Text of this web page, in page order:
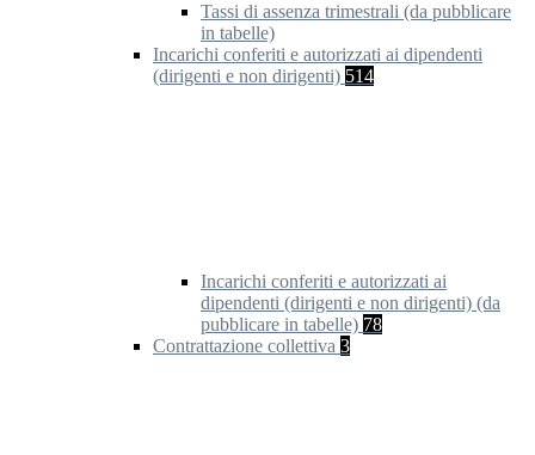
Tassi di assenza trimestrali (da pubblicare
in tabelle)
Incarichi conferiti e autorizzati ai dipendenti
(dirigenti e non dirigenti) 514
Incarichi conferiti e autorizzati ai
dipendenti (dirigenti e non dirigenti) (da
pubblicare in tabelle) 78
Contrattazione collettiva 3